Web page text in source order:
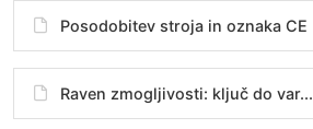
Posodobitev stroja in oznaka CE
Raven zmogljivosti: ključ do var...